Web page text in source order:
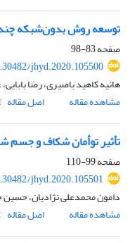
توسعه روش بدون‌شبکه
صفحه83-98
jhyd.2020.105500
هانیه کاهید باصیری، رضا
مشاهده مقاله
اصل مقاله
تأثیر توأمان شکاف و جسم
صفحه99-110
jhyd.2020.105501
دامون محمدعلی نژادیان،
مشاهده مقاله
اصل مقاله